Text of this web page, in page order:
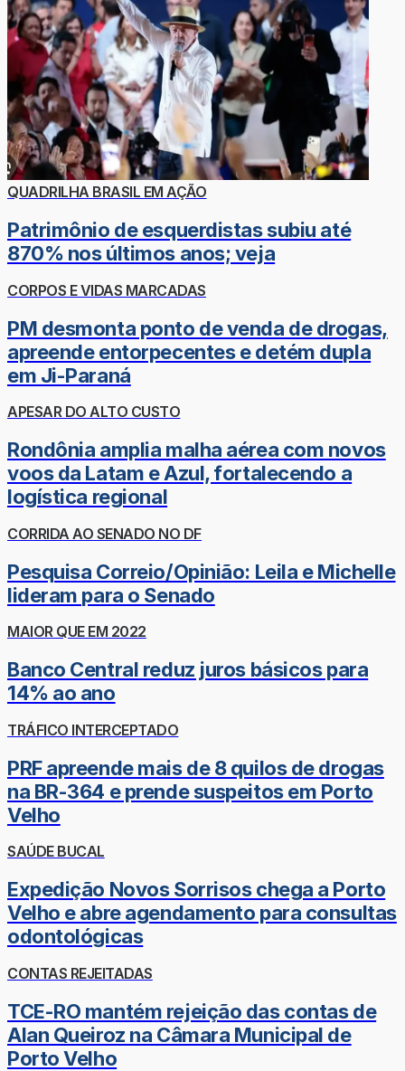
QUADRILHA BRASIL EM AÇÃO
Patrimônio de esquerdistas subiu até
870% nos últimos anos; veja
CORPOS E VIDAS MARCADAS
PM desmonta ponto de venda de drogas,
apreende entorpecentes e detém dupla
em Ji-Paraná
APESAR DO ALTO CUSTO
Rondônia amplia malha aérea com novos
voos da Latam e Azul, fortalecendo a
logística regional
CORRIDA AO SENADO NO DF
Pesquisa Correio/Opinião: Leila e Michelle
lideram para o Senado
MAIOR QUE EM 2022
Banco Central reduz juros básicos para
14% ao ano
TRÁFICO INTERCEPTADO
PRF apreende mais de 8 quilos de drogas
na BR-364 e prende suspeitos em Porto
Velho
SAÚDE BUCAL
Expedição Novos Sorrisos chega a Porto
Velho e abre agendamento para consultas
odontológicas
CONTAS REJEITADAS
TCE-RO mantém rejeição das contas de
Alan Queiroz na Câmara Municipal de
Porto Velho